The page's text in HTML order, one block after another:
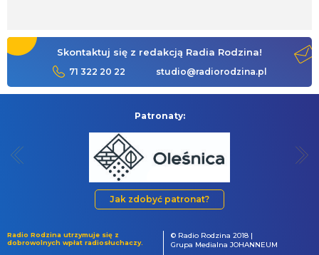
Skontaktuj się z redakcją Radia Rodzina!
71 322 20 22 studio@radiorodzina.pl
Patronaty:
Jak zdobyć patronat?
Radio Rodzina utrzymuje się z
dobrowolnych wpłat radiosłuchaczy.
© Radio Rodzina 2018 |
Grupa Medialna JOHANNEUM